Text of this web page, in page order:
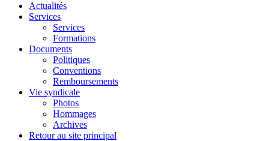
Actualités
Services
Services
Formations
Documents
Politiques
Conventions
Remboursements
Vie syndicale
Photos
Hommages
Archives
Retour au site principal